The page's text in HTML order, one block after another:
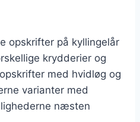
opskrifter på kyllingelår
krydderier og
med hvidløg og
varianter med
næsten